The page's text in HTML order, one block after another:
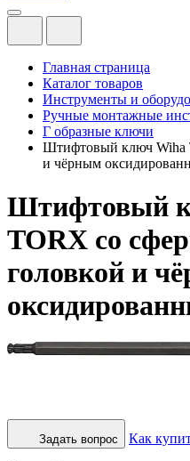
Главная страница
Каталог товаров
Инструменты и
Ручные монтажные
Г образные ключи
Штифтовый ключ Wiha
и чёрным
Штифтовый
TORX со
головкой и
Задать вопрос Как